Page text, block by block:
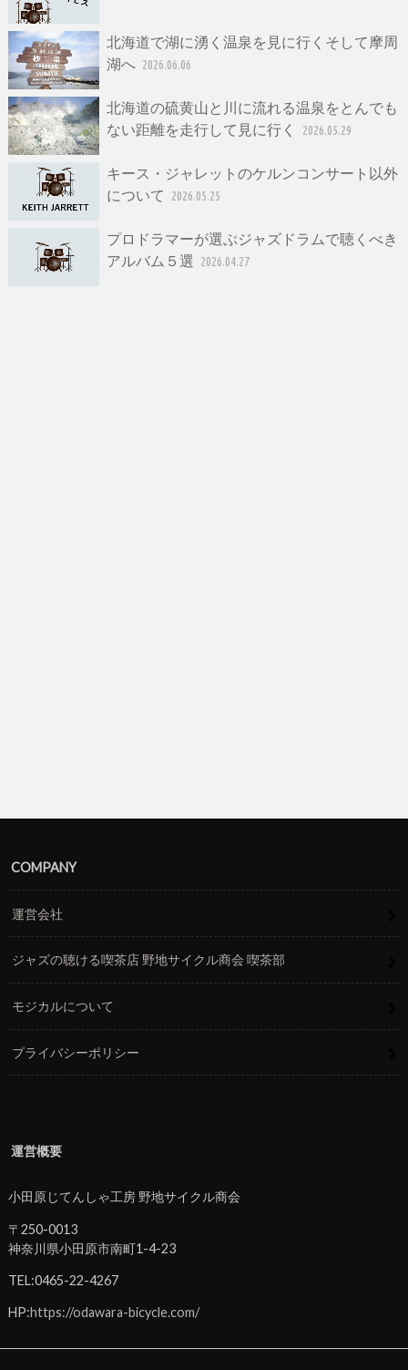
北海道で湖に湧く温泉を見に行くそして摩周
湖へ 2026.06.06
北海道の硫黄山と川に流れる温泉をとんでも
ない距離を走行して見に行く
2026.05.29
キース・ジャレットのケルンコンサート以外
について
2026.05.25
プロドラマーが選ぶジャズドラムで聴くべき
アルバム５選 2026.04.27
COMPANY
運営会社
ジャズの聴ける喫茶店 野地サイクル商会 喫茶部
モジカルについて
プライバシーポリシー
運営概要
小田原じてんしゃ工房 野地サイクル商会
〒250-0013
神奈川県小田原市南町1-4-23
TEL:0465-22-4267
HP:https://odawara-bicycle.com/